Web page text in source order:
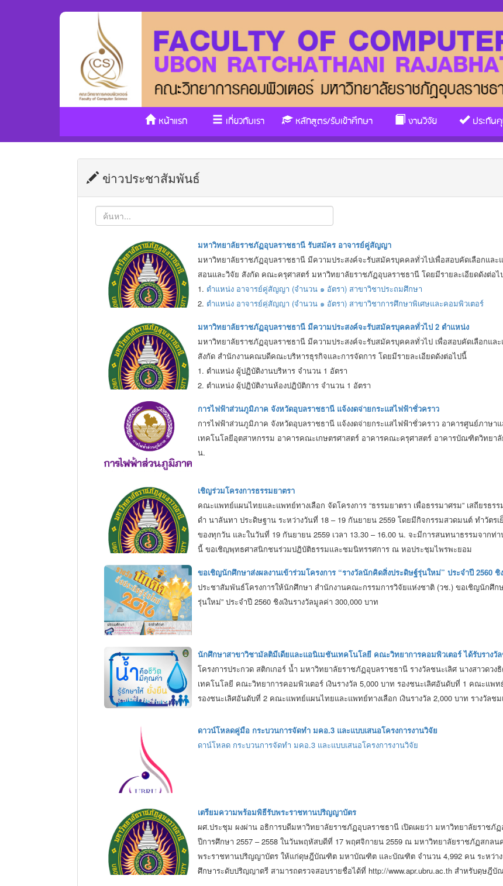
หน้าแรก เกี่ยวกับเรา หลักสูตร/รับเข้าศึกษา งานวิจัย ประกัน
ข่าวประชาสัมพันธ์
มหาวิทยาลัยราชภัฏอุบลราชธานี รับสมัคร อาจารย์คู่สัญญา
มหาวิทยาลัยราชภัฏอุบลราชธานี มีความประสงค์จะรับสมัครบุคคลทั่วไปเพื่อสอบคัดเลือกและ
สอนและวิจัย สังกัด คณะครุศาสตร์ มหาวิทยาลัยราชภัฏอุบลราชธานี โดยมีรายละเอียดดังต่อไ
1. ตำแหน่ง อาจารย์คู่สัญญา (จำนวน ๑ อัตรา) สาขาวิชาประถมศึกษา
2. ตำแหน่ง อาจารย์คู่สัญญา (จำนวน ๑ อัตรา) สาขาวิชาการศึกษาพิเศษและคอมพิวเตอร์
มหาวิทยาลัยราชภัฏอุบลราชธานี มีความประสงค์จะรับสมัครบุคคลทั่วไป 2 ตำแหน่ง
มหาวิทยาลัยราชภัฏอุบลราชธานี มีความประสงค์จะรับสมัครบุคคลทั่วไป เพื่อสอบคัดเลือกแล
สังกัด สำนักงานคณบดีคณะบริหารธุรกิจและการจัดการ โดยมีรายละเอียดดังต่อไปนี้
1. ตำแหน่ง ผู้ปฏิบัติงานบริหาร จำนวน 1 อัตรา
2. ตำแหน่ง ผู้ปฏิบัติงานห้องปฏิบัติการ จำนวน 1 อัตรา
การไฟฟ้าส่วนภูมิภาค จังหวัดอุบลราชธานี แจ้งงดจ่ายกระแสไฟฟ้าชั่วคราว
การไฟฟ้าส่วนภูมิภาค จังหวัดอุบลราชธานี แจ้งงดจ่ายกระแสไฟฟ้าชั่วคราว อาคารศูนย์ภาษ
เทคโนโลยีอุตสาหกรรม อาคารคณะเกษตรศาสตร์ อาคารคณะครุศาสตร์ อาคารบัณฑิตวิทยาลั
น.
เชิญร่วมโครงการธรรมยาตรา
คณะแพทย์แผนไทยและแพทย์ทางเลือก จัดโครงการ “ธรรมยาตรา เพื่อธรรมาศรม” เสถียร
ดำ นาลันทา ประดิษฐาน ระหว่างวันที่ 18 – 19 กันยายน 2559 โดยมีกิจกรรมสวดมนต์ ทำวัตร
ของทุกวัน และในวันที่ 19 กันยายน 2559 เวลา 13.30 – 16.00 น. จะมีการสนทนาธรรมจาก
นี้ ขอเชิญพุทธศาสนิกชนร่วมปฏิบัติธรรมและชมนิทรรศการ ณ หอประชุมไพรพะยอม
ขอเชิญนักศึกษาส่งผลงานเข้าร่วมโครงการ “รางวัลนักคิดสิ่งประดิษฐ์รุ่นใหม่” ประจำปี 2560 ชิ
ประชาสัมพันธ์โครงการให้นักศึกษา สำนักงานคณะกรรมการวิจัยแห่งชาติ (วช.) ขอเชิญนักศึกษ
รุ่นใหม่” ประจำปี 2560 ชิงเงินรางวัลมูลค่า 300,000 บาท
นักศึกษาสาขาวิชามัลติมีเดียและแอนิเมชันเทคโนโลยี คณะวิทยาการคอมพิวเตอร์ ได้รับรางวั
โครงการประกวด สติกเกอร์ น้ำ มหาวิทยาลัยราชภัฏอุบลราชธานี รางวัลชนะเลิศ นางสาวด
เทคโนโลยี คณะวิทยาการคอมพิวเตอร์ เงินรางวัล 5,000 บาท รองชนะเลิศอันดับที่ 1 คณะแพ
รองชนะเลิศอันดับที่ 2 คณะแพทย์แผนไทยและแพทย์ทางเลือก เงินรางวัล 2,000 บาท รางวัลชม
ดาวน์โหลดคู่มือ กระบวนการจัดทำ มคอ.3 และแบบเสนอโครงการงานวิจัย
ดาน์โหลด กระบวนการจัดทำ มคอ.3 และแบบเสนอโครงการงานวิจัย
เตรียมความพร้อมพิธีรับพระราชทานปริญญาบัตร
ผศ.ประชุม ผงผ่าน อธิการบดีมหาวิทยาลัยราชภัฏอุบลราชธานี เปิดเผยว่า มหาวิทยาลัยราชภั
ปีการศึกษา 2557 – 2558 ในวันพฤหัสบดีที่ 17 พฤศจิกายน 2559 ณ มหาวิทยาลัยราชภัฏสกล
พระราชทานปริญญาบัตร ให้แก่ดุษฎีบัณฑิต มหาบัณฑิต และบัณฑิต จำนวน 4,992 คน ระหว่าง
ศึกษาระดับปริญญาตรี สามารถตรวจสอบรายชื่อได้ที่ http://www.apr.ubru.ac.th สำหรับดุษ